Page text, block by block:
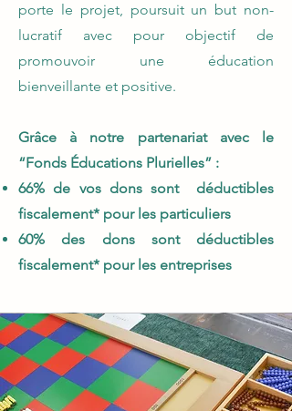
porte le projet, poursuit un but non-
lucratif avec pour objectif de
promouvoir une éducation
bienveillante et positive.
Grâce à notre partenariat avec le
“Fonds Éducations Plurielles” :
66% de vos dons sont déductibles
fiscalement* pour les particuliers
60% des dons sont déductibles
fiscalement* pour les entreprises